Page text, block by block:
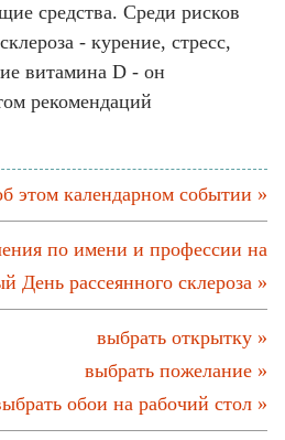
средства. Среди рисков
- курение, стресс,
витамина D - он
рекомендаций
этом календарном событии »
по имени и профессии на
День рассеянного склероза »
выбрать открытку »
выбрать пожелание »
обои на рабочий стол »